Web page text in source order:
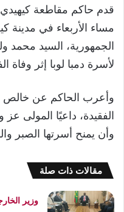
قدم حاكم مقاطعة
مساء الأربعاء في مدينة
الجمهورية، السيد محمد
لأسرة دمبا لوبا إثر وفاة
وأعرب الحاكم عن خالص
الفقيدة، داعيًا المولى
وأن يمنح أسرتها الصبر
مقالات ذات صلة
وزير